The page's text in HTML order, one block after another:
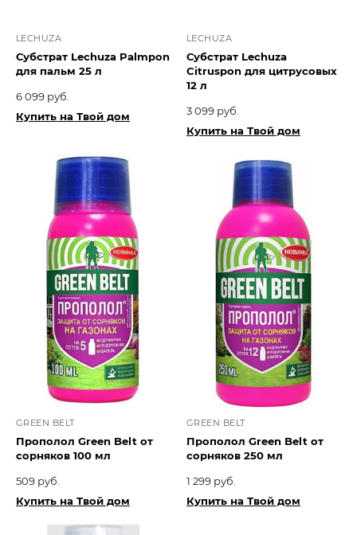
LECHUZA
Субстрат Lechuza Palmpon
для пальм 25 л
6 099 руб.
Купить на Твой дом
LECHUZA
Субстрат Lechuza
Citruspon для цитрусовых
12 л
3 099 руб.
Купить на Твой дом
GREEN BELT
Прополол Green Belt от
сорняков 100 мл
509 руб.
Купить на Твой дом
GREEN BELT
Прополол Green Belt от
сорняков 250 мл
1 299 руб.
Купить на Твой дом